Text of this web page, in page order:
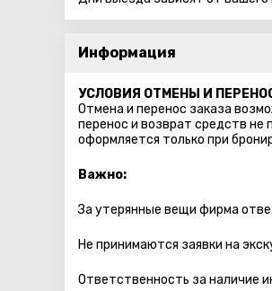
Информация
УСЛОВИЯ ОТМЕНЫ И
Отмена и перенос заказа
перенос и возврат средств не
оформляется только при
Важно:
За утерянные вещи фирма
Не принимаются заявки на
Ответственность за наличие